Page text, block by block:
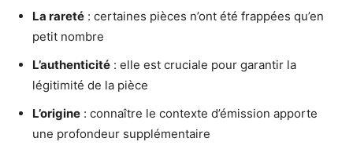
La rareté : certaines pièces n’ont été frappées qu’en
petit nombre
L’authenticité : elle est cruciale pour garantir la
légitimité de la pièce
L’origine : connaître le contexte d’émission apporte
une profondeur supplémentaire